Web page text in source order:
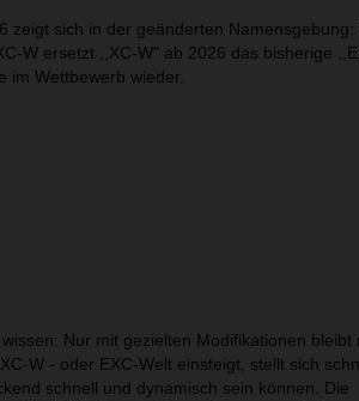
zeigt sich in der geänderten Namensgebung:
W ersetzt ,,XC-W" ab 2026 das bisherige
im Wettbewerb wieder.
Nur mit gezielten Modifikationen bleibt
W - oder EXC-Welt einsteigt, stellt sich
schnell und dynamisch sein können. Die